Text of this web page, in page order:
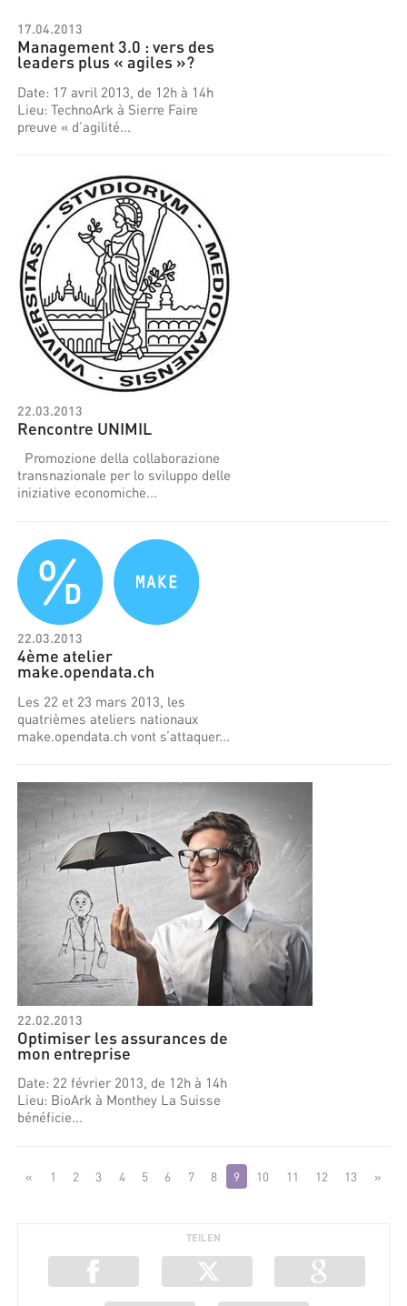
17.04.2013
Management 3.0 : vers des
leaders plus « agiles »?
Date: 17 avril 2013, de 12h à 14h
Lieu: TechnoArk à Sierre Faire
preuve « d’agilité...
22.03.2013
Rencontre UNIMIL
Promozione della collaborazione
transnazionale per lo sviluppo delle
iniziative economiche...
22.03.2013
4ème atelier
make.opendata.ch
Les 22 et 23 mars 2013, les
quatrièmes ateliers nationaux
make.opendata.ch vont s’attaquer...
22.02.2013
Optimiser les assurances de
mon entreprise
Date: 22 février 2013, de 12h à 14h
Lieu: BioArk à Monthey La Suisse
bénéficie...
« 1 2 3 4 5 6 7 8 9 10 11 12 13 »
TEILEN